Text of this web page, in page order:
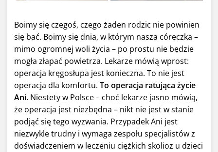
Boimy się czegoś, czego żaden rodzic nie powinien
się bać. Boimy się dnia, w którym nasza córeczka –
mimo ogromnej woli życia – po prostu nie będzie
mogła złapać powietrza. Lekarze mówią wprost:
operacja kręgosłupa jest konieczna. To nie jest
operacja dla komfortu. To operacja ratująca życie
Ani. Niestety w Polsce – choć lekarze jasno mówią,
że operacja jest niezbędna – nikt nie jest w stanie
podjąć się tego wyzwania. Przypadek Ani jest
niezwykle trudny i wymaga zespołu specjalistów z
doświadczeniem w leczeniu ciężkich skolioz u dzieci